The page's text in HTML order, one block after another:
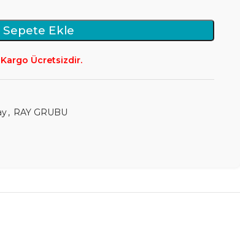
Sepete Ekle
Kargo Ücretsizdir.
, RAY GRUBU